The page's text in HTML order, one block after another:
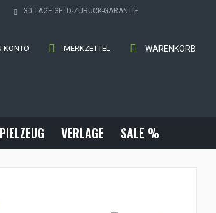
30 TAGE GELD-ZURÜCK-GARANTIE
WARENKORB
MERKZETTEL
KONTO
VERLAGE SALE %